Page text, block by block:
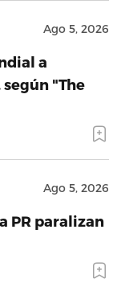
Ago 5, 2026
a
"The
Ago 5, 2026
PR paralizan